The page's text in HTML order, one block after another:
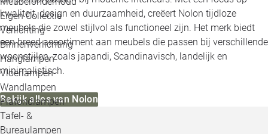
Eigen Collectie
Verlichting
Binnenverlichting
Hanglampen
Vloerlampen
Wandlampen
Plafondlampen
Tafel- &
Bureaulampen
kwaliteit, design en duurzaamheid, creëert Nolon tijdloze
meubels die zowel stijlvol als functioneel zijn. Het merk biedt
een breed assortiment aan meubels die passen bij verschillende
woonstijlen, zoals japandi, Scandinavisch, landelijk en
minimalistisch.
Bekijk alles van Nolon